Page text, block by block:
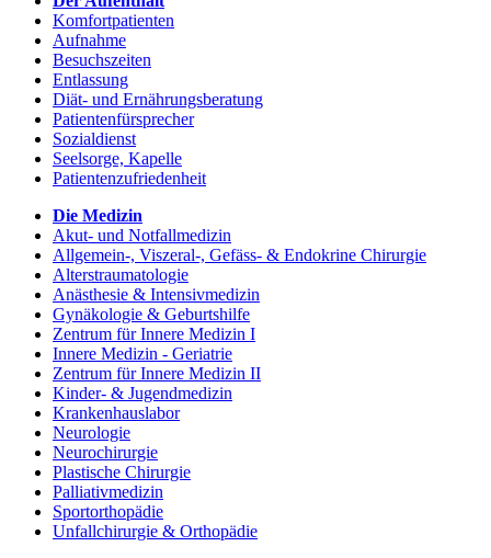
Komfortpatienten
Aufnahme
Besuchszeiten
Entlassung
Diät- und Ernährungsberatung
Patientenfürsprecher
Sozialdienst
Seelsorge, Kapelle
Patientenzufriedenheit
Die Medizin
Akut- und Notfallmedizin
Allgemein-, Viszeral-, Gefäss- & Endokrine Chirurgie
Alterstraumatologie
Anästhesie & Intensivmedizin
Gynäkologie & Geburtshilfe
Zentrum für Innere Medizin I
Innere Medizin - Geriatrie
Zentrum für Innere Medizin II
Kinder- & Jugendmedizin
Krankenhauslabor
Neurologie
Neurochirurgie
Plastische Chirurgie
Palliativmedizin
Sportorthopädie
Unfallchirurgie & Orthopädie